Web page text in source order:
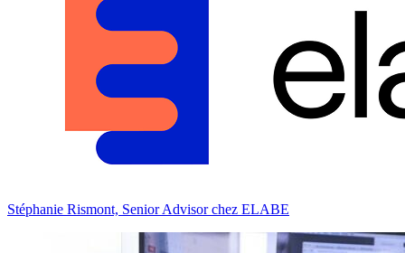
Stéphanie Rismont, Senior Advisor chez ELABE